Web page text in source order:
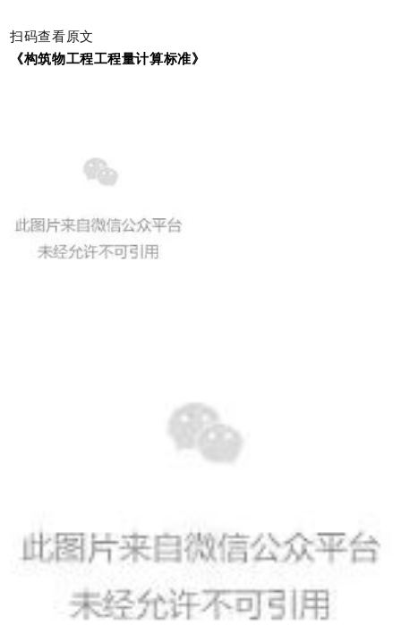
扫码查看原文
《构筑物工程工程量计算标准》